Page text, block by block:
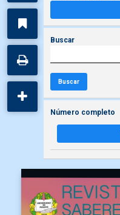
Buscar
Buscar
Número completo